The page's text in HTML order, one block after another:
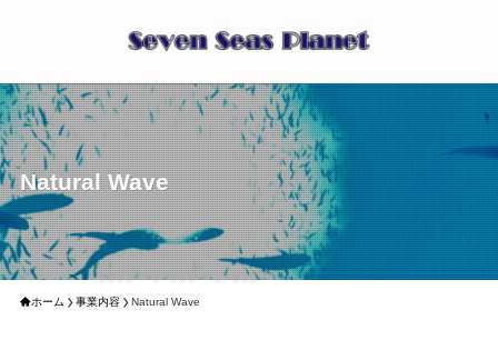
Natural Wave
ホーム 事業内容 Natural Wave